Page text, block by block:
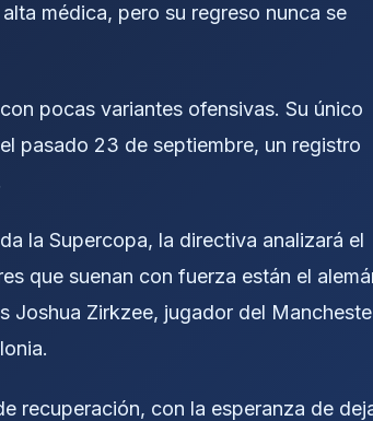
médica, pero su regreso nunca se
pocas variantes ofensivas. Su único
pasado 23 de septiembre, un registro
la Supercopa, la directiva analizará el
que suenan con fuerza están el
Joshua Zirkzee, jugador del
recuperación, con la esperanza de